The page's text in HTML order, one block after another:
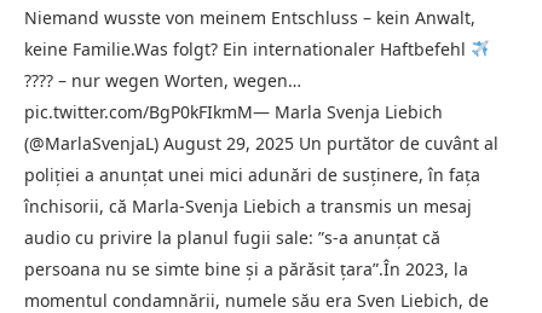
Niemand wusste von meinem Entschluss – kein Anwalt,
keine Familie.Was folgt? Ein internationaler Haftbefehl
???? – nur wegen Worten, wegen…
pic.twitter.com/BgP0kFIkmM— Marla Svenja Liebich
(@MarlaSvenjaL) August 29, 2025 Un purtător de cuvânt al
poliţiei a anunţat unei mici adunări de susţinere, în faţa
închisorii, că Marla-Svenja Liebich a transmis un mesaj
audio cu privire la planul fugii sale: ”s-a anunţat că
persoana nu se simte bine şi a părăsit ţara”.În 2023, la
momentul condamnării, numele său era Sven Liebich, de